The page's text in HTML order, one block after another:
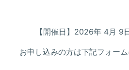
【開催日】2026年 4月 9
お申し込みの方は下記フォーム